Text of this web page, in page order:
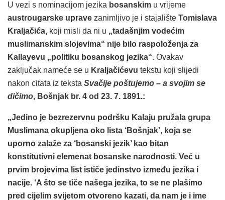
U vezi s nominacijom jezika bosanskim u vrijeme
austrougarske uprave zanimljivo je i stajalište Tomislava
Kraljačića, koji misli da ni u „tadašnjim vodećim
muslimanskim slojevima“ nije bilo raspoloženja za
Kallayevu „politiku bosanskog jezika“. Ovakav
zaključak nameće se u Kraljačićevu tekstu koji slijedi
nakon citata iz teksta Svačije poštujemo – a svojim se
dičimo, Bošnjak br. 4 od 23. 7. 1891.:
„Jedino je bezrezervnu podršku Kalaju pružala grupa
Muslimana okupljena oko lista ‘Bošnjak’, koja se
uporno zalaže za ‘bosanski jezik’ kao bitan
konstitutivni elemenat bosanske narodnosti. Već u
prvim brojevima list ističe jedinstvo između jezika i
nacije. ‘A što se tiče našega jezika, to se ne plašimo
pred cijelim svijetom otvoreno kazati, da nam je i ime